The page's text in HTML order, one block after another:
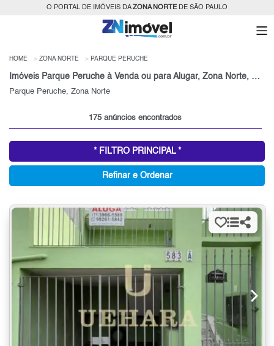
O PORTAL DE IMÓVEIS DAZONA NORTEDE SÃO PAULO
HOME ZONA NORTE PARQUE PERUCHE
Imóveis Parque Peruche à Venda ou para Alugar, Zona Norte, São Paulo, SP
Parque Peruche, Zona Norte
175 anúncios encontrados
* FILTRO PRINCIPAL *
Refinar e Ordenar